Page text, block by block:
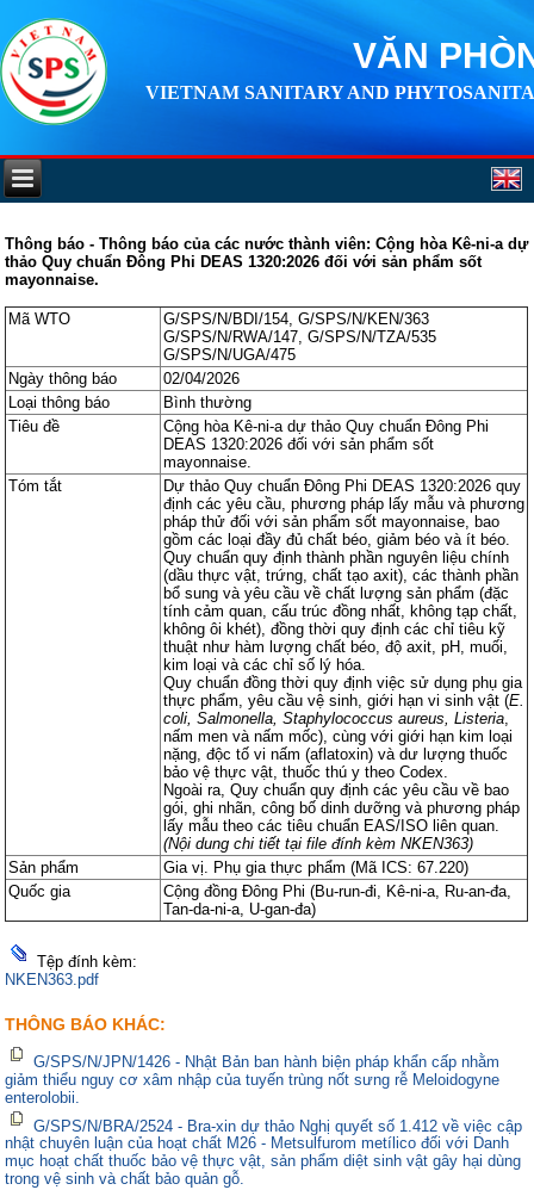
VĂN
VIETNAM SANITARY AND
Thông báo - Thông báo của các nước thành viên: Cộng hòa Kê-ni-a dự
thảo Quy chuẩn Đông Phi DEAS 1320:2026 đối với sản phẩm sốt
mayonnaise.
Mã WTO
G/SPS/N/BDI/154, G/SPS/N/KEN/363
G/SPS/N/RWA/147, G/SPS/N/TZA/535
G/SPS/N/UGA/475
Ngày thông báo
02/04/2026
Loại thông báo
Bình thường
Tiêu đề
Cộng hòa Kê-ni-a dự thảo Quy chuẩn Đông Phi
DEAS 1320:2026 đối với sản phẩm sốt
mayonnaise.
Tóm tắt
Dự thảo Quy chuẩn Đông Phi DEAS 1320:2026 quy
định các yêu cầu, phương pháp lấy mẫu và phương
pháp thử đối với sản phẩm sốt mayonnaise, bao
gồm các loại đầy đủ chất béo, giảm béo và ít béo.
Quy chuẩn quy định thành phần nguyên liệu chính
(dầu thực vật, trứng, chất tạo axit), các thành phần
bổ sung và yêu cầu về chất lượng sản phẩm (đặc
tính cảm quan, cấu trúc đồng nhất, không tạp chất,
không ôi khét), đồng thời quy định các chỉ tiêu kỹ
thuật như hàm lượng chất béo, độ axit, pH, muối,
kim loại và các chỉ số lý hóa.
Quy chuẩn đồng thời quy định việc sử dụng phụ gia
thực phẩm, yêu cầu vệ sinh, giới hạn vi sinh vật (E.
coli, Salmonella, Staphylococcus aureus, Listeria
nấm men và nấm mốc), cùng với giới hạn kim loại
nặng, độc tố vi nấm (aflatoxin) và dư lượng thuốc
bảo vệ thực vật, thuốc thú y theo Codex.
Ngoài ra, Quy chuẩn quy định các yêu cầu về bao
gói, ghi nhãn, công bố dinh dưỡng và phương pháp
lấy mẫu theo các tiêu chuẩn EAS/ISO liên quan.
(Nội dung chi tiết tại file đính kèm NKEN363)
Sản phẩm
Gia vị. Phụ gia thực phẩm (Mã ICS: 67.220)
Quốc gia
Cộng đồng Đông Phi (Bu-run-đi, Kê-ni-a, Ru-an-đa,
Tan-da-ni-a, U-gan-đa)
Tệp đính kèm:
NKEN363.pdf
THÔNG BÁO KHÁC:
G/SPS/N/JPN/1426 - Nhật Bản ban hành biện pháp khẩn cấp nhằm
giảm thiểu nguy cơ xâm nhập của tuyến trùng nốt sưng rễ Meloidogyne
enterolobii.
G/SPS/N/BRA/2524 - Bra-xin dự thảo Nghị quyết số 1.412 về việc cập
nhật chuyên luận của hoạt chất M26 - Metsulfurom metílico đối với Danh
mục hoạt chất thuốc bảo vệ thực vật, sản phẩm diệt sinh vật gây hại dùng
trong vệ sinh và chất bảo quản gỗ.
các
các
quy
quy